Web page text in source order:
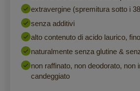
extravergine (spremitura sotto i
senza additivi
alto contenuto di acido laurico,
naturalmente senza glutine &
non raffinato, non deodorato, non
candeggiato